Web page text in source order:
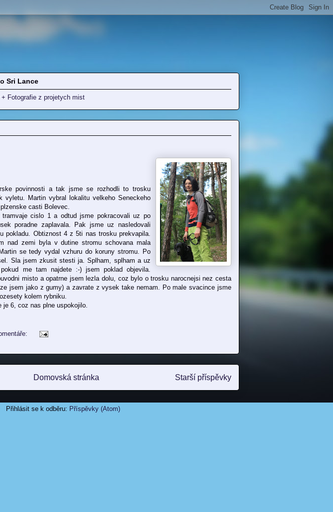
Sri Lance
Fotografie z projetych mist
povinnosti a tak jsme se rozhodli to trosku
vyletu. Martin vybral lokalitu velkeho Seneckeho
casti Bolevec.
cislo 1 a odtud jsme pokracovali uz po
poradne zaplavala. Pak jsme uz nasledovali
pokladu. Obtiznost 4 z 5ti nas trosku prekvapila.
nad zemi byla v dutine stromu schovana mala
se tedy vydal vzhuru do koruny stromu. Po
Sla jsem zkusit stesti ja. Splham, splham a uz
me tam najdete :-) jsem poklad objevila.
misto a opatrne jsem lezla dolu, coz bylo o trosku narocnejsi nez cesta
jsem jako z gumy) a zavrate z vysek take nemam. Po male svacince jsme
kolem rybniku.
je 6, coz nas plne uspokojilo.
Starší příspěvky
Domovská stránka
Přihlásit se k odběru: Příspěvky (Atom)